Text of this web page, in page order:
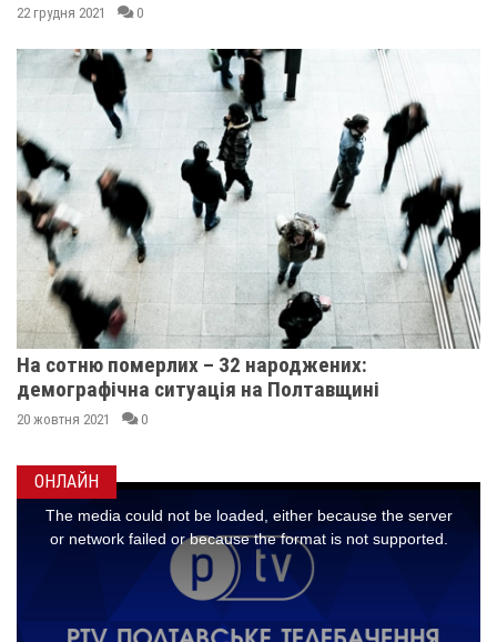
ОНЛАЙН
22 грудня 2021 0
На сотню померлих – 32 народжених:
демографічна ситуація на Полтавщині
20 жовтня 2021 0